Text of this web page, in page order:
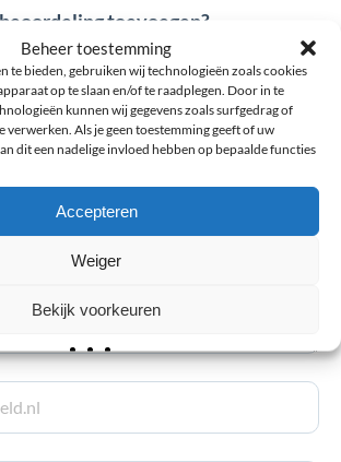
Beheer toestemming
te bieden, gebruiken wij technologieën zoals cookies
op te slaan en/of te raadplegen. Door in te
kunnen wij gegevens zoals surfgedrag of
verwerken. Als je geen toestemming geeft of uw
dit een nadelige invloed hebben op bepaalde functies
Accepteren
Weiger
Bekijk voorkeuren
toevoegen?
niet gepubliceerd. Verplichte velden zijn